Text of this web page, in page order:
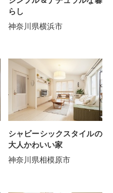
らし
神奈川県横浜市
シャビーシックスタイルの
大人かわいい家
神奈川県相模原市